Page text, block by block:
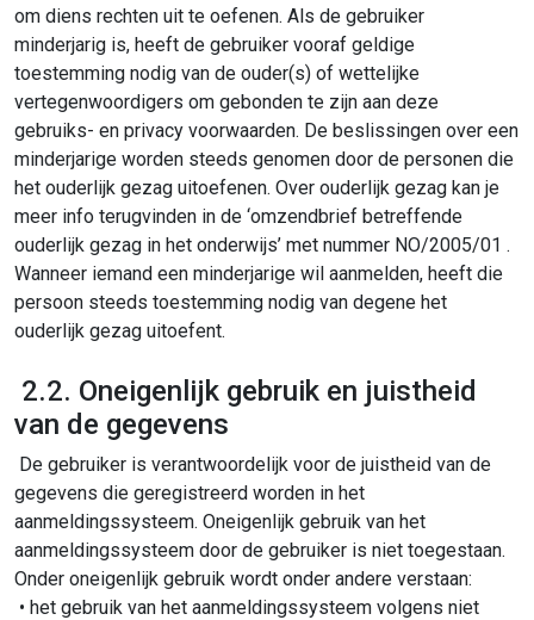
om diens rechten uit te oefenen. Als de gebruiker
minderjarig is, heeft de gebruiker vooraf geldige
toestemming nodig van de ouder(s) of wettelijke
vertegenwoordigers om gebonden te zijn aan deze
gebruiks- en privacy voorwaarden. De beslissingen over een
minderjarige worden steeds genomen door de personen die
het ouderlijk gezag uitoefenen. Over ouderlijk gezag kan je
meer info terugvinden in de ‘omzendbrief betreffende
ouderlijk gezag in het onderwijs’ met nummer NO/2005/01 .
Wanneer iemand een minderjarige wil aanmelden, heeft die
persoon steeds toestemming nodig van degene het
ouderlijk gezag uitoefent.
2.2. Oneigenlijk gebruik en juistheid
van de gegevens
De gebruiker is verantwoordelijk voor de juistheid van de
gegevens die geregistreerd worden in het
aanmeldingssysteem. Oneigenlijk gebruik van het
aanmeldingssysteem door de gebruiker is niet toegestaan.
Onder oneigenlijk gebruik wordt onder andere verstaan:
• het gebruik van het aanmeldingssysteem volgens niet